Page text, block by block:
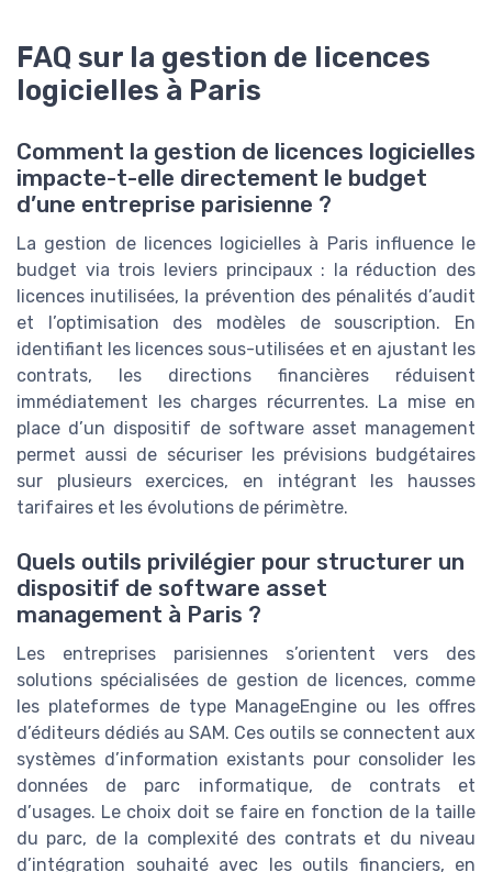
FAQ sur la gestion de licences
logicielles à Paris
Comment la gestion de licences logicielles
impacte-t-elle directement le budget
d’une entreprise parisienne ?
La gestion de licences logicielles à Paris influence le
budget via trois leviers principaux : la réduction des
licences inutilisées, la prévention des pénalités d’audit
et l’optimisation des modèles de souscription. En
identifiant les licences sous-utilisées et en ajustant les
contrats, les directions financières réduisent
immédiatement les charges récurrentes. La mise en
place d’un dispositif de software asset management
permet aussi de sécuriser les prévisions budgétaires
sur plusieurs exercices, en intégrant les hausses
tarifaires et les évolutions de périmètre.
Quels outils privilégier pour structurer un
dispositif de software asset
management à Paris ?
Les entreprises parisiennes s’orientent vers des
solutions spécialisées de gestion de licences, comme
les plateformes de type ManageEngine ou les offres
d’éditeurs dédiés au SAM. Ces outils se connectent aux
systèmes d’information existants pour consolider les
données de parc informatique, de contrats et
d’usages. Le choix doit se faire en fonction de la taille
du parc, de la complexité des contrats et du niveau
d’intégration souhaité avec les outils financiers, en